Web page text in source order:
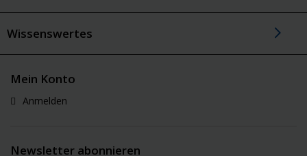
Wissenswertes
Mein Konto
Anmelden
Newsletter abonnieren